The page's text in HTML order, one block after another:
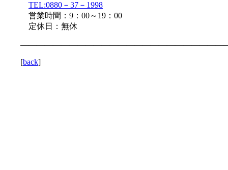
TEL:0880－37－1998
営業時間：9：00～19：00
定休日：無休
[back]